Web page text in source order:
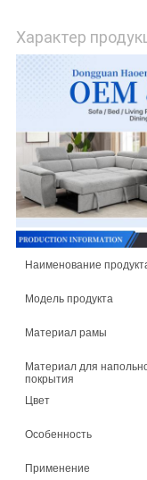
Характер
Наименование
Модель продукта
Материал рамы
Материал для
покрытия
Цвет
Особенность
Применение